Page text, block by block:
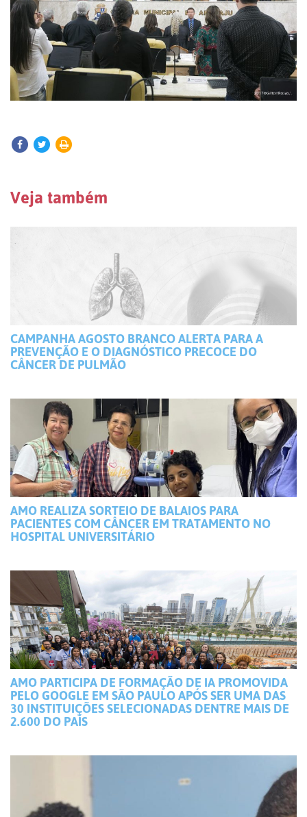
Veja também
CAMPANHA AGOSTO BRANCO ALERTA PARA A
PREVENÇÃO E O DIAGNÓSTICO PRECOCE DO
CÂNCER DE PULMÃO
AMO REALIZA SORTEIO DE BALAIOS PARA
PACIENTES COM CÂNCER EM TRATAMENTO NO
HOSPITAL UNIVERSITÁRIO
AMO PARTICIPA DE FORMAÇÃO DE IA PROMOVIDA
PELO GOOGLE EM SÃO PAULO APÓS SER UMA DAS
30 INSTITUIÇÕES SELECIONADAS DENTRE MAIS DE
2.600 DO PAÍS